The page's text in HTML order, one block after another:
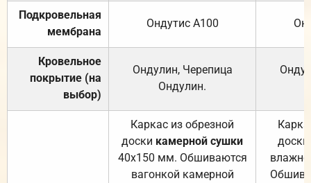
Подкровельная
мембрана
Ондутис А100
Кровельное
покрытие (на
выбор)
Ондулин, Черепица
Ондулин.
Каркас из обрезной
доски камерной сушки
40х150 мм. Обшиваются
вагонкой камерной
доски